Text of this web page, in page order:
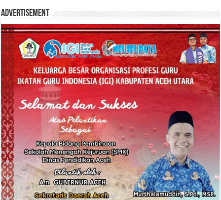
Advertisement